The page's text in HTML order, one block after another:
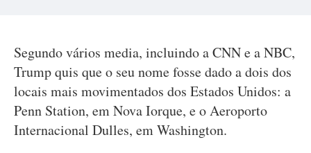
Segundo vários media, incluindo a CNN e a NBC,
Trump quis que o seu nome fosse dado a dois dos
locais mais movimentados dos Estados Unidos: a
Penn Station, em Nova Iorque, e o Aeroporto
Internacional Dulles, em Washington.